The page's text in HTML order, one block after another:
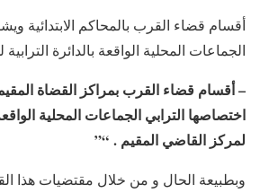
أقسام قضاء القرب بالمحاكم الابتدائية
الجماعات المحلية الواقعة بالدائرة
– أقسام قضاء القرب بمراكز القضاة
اختصاصها الترابي الجماعات المحلية الواقعة
لمركز القاضي المقيم .
“”
وبطبيعة الحال و من خلال مقتضيات هذا